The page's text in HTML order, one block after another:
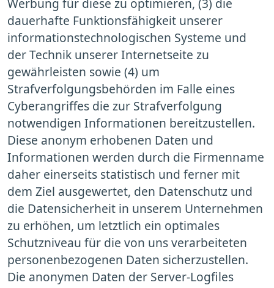
Werbung für diese zu optimieren, (3) die
dauerhafte Funktionsfähigkeit unserer
informationstechnologischen Systeme und
der Technik unserer Internetseite zu
gewährleisten sowie (4) um
Strafverfolgungsbehörden im Falle eines
Cyberangriffes die zur Strafverfolgung
notwendigen Informationen bereitzustellen.
Diese anonym erhobenen Daten und
Informationen werden durch die Firmenname
daher einerseits statistisch und ferner mit
dem Ziel ausgewertet, den Datenschutz und
die Datensicherheit in unserem Unternehmen
zu erhöhen, um letztlich ein optimales
Schutzniveau für die von uns verarbeiteten
personenbezogenen Daten sicherzustellen.
Die anonymen Daten der Server-Logfiles